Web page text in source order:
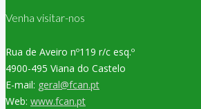
Venha visitar-nos
Rua de Aveiro nº119 r/c esq.º
4900-495 Viana do Castelo
E-mail: geral@fcan.pt
Web: www.fcan.pt